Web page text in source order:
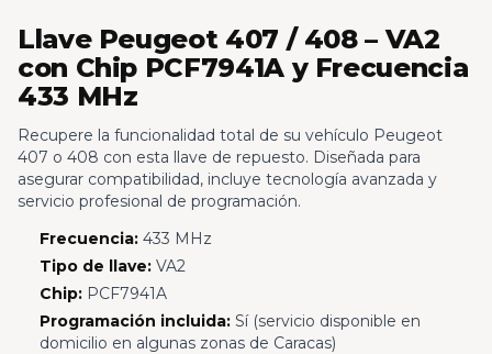
Llave Peugeot 407 / 408 – VA2
con Chip PCF7941A y Frecuencia
433 MHz
Recupere la funcionalidad total de su vehículo Peugeot
407 o 408 con esta llave de repuesto. Diseñada para
asegurar compatibilidad, incluye tecnología avanzada y
servicio profesional de programación.
Frecuencia:433 MHz
Tipo de llave:VA2
Chip:PCF7941A
Programación incluida:Sí (servicio disponible en
domicilio en algunas zonas de Caracas)